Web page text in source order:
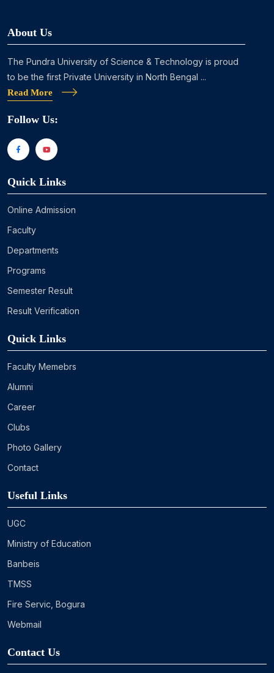
About Us
The Pundra University of Science & Technology is proud
to be the first Private University in North Bengal ...
Read More
Follow Us:
Quick Links
Online Admission
Faculty
Departments
Programs
Semester Result
Result Verification
Quick Links
Faculty Memebrs
Alumni
Career
Clubs
Photo Gallery
Contact
Useful Links
UGC
Ministry of Education
Banbeis
TMSS
Fire Servic, Bogura
Webmail
Contact Us